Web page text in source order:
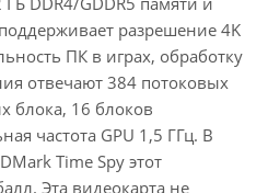
разрешение 4K
ПК в играх, обработку
отвечают 384 потоковых
блока, 16 блоков
частота GPU 1,5 ГГц. В
Time Spy этот
Эта видеокарта не